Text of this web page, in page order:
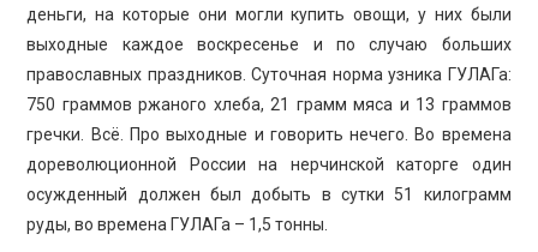
деньги, на которые они могли купить овощи, у них были
выходные каждое воскресенье и по случаю больших
православных праздников. Суточная норма узника ГУЛАГа:
750 граммов ржаного хлеба, 21 грамм мяса и 13 граммов
гречки. Всё. Про выходные и говорить нечего. Во времена
дореволюционной России на нерчинской каторге один
осужденный должен был добыть в сутки 51 килограмм
руды, во времена ГУЛАГа – 1,5 тонны.